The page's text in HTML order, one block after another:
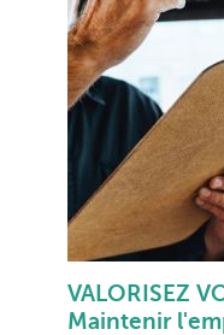
VALORISEZ
Maintenir